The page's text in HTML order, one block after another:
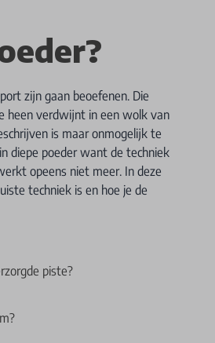
zijn gaan beoefenen. Die
heen verdwijnt in een wolk van
is maar onmogelijk te
diepe poeder want de techniek
opeens niet meer. In deze
techniek is en hoe je de
piste?